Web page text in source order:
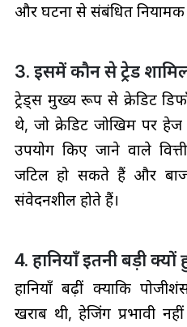
और घटना से संबंधित नियामक
3. इसमें कौन से ट्रेड
ट्रेड्स मुख्य रूप से क्रेडिट
थे, जो क्रेडिट जोखिम पर
उपयोग किए जाने वाले
जटिल हो सकते हैं और
संवेदनशील होते हैं।
4. हानियाँ इतनी बड़ी क्यों
हानियाँ बढ़ीं क्योंकि
खराब थी, हेजिंग प्रभावी